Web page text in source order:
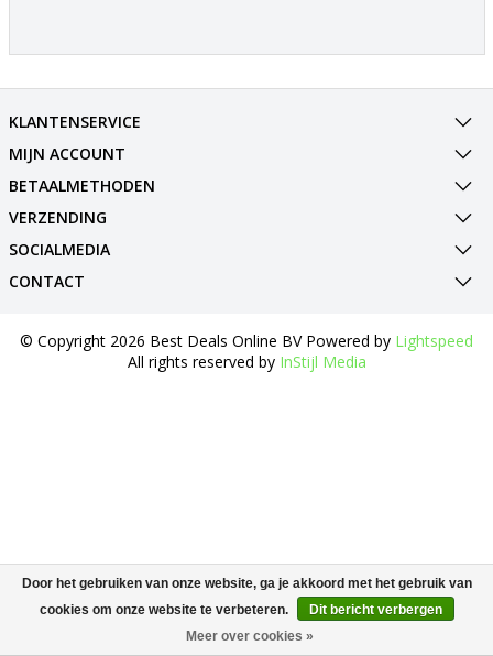
KLANTENSERVICE
MIJN ACCOUNT
BETAALMETHODEN
VERZENDING
SOCIALMEDIA
CONTACT
© Copyright 2026 Best Deals Online BV Powered by Lightspeed
All rights reserved by InStijl Media
Door het gebruiken van onze website, ga je akkoord met het gebruik van
cookies om onze website te verbeteren.
Dit bericht verbergen
Meer over cookies »